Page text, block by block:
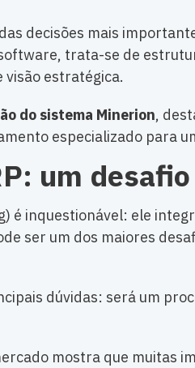
decisões mais
trata-se de
estratégica.
do sistema Minerion,
especializado para
um
é inquestionável: ele
ser um dos maiores
dúvidas: será um
mostra que muitas